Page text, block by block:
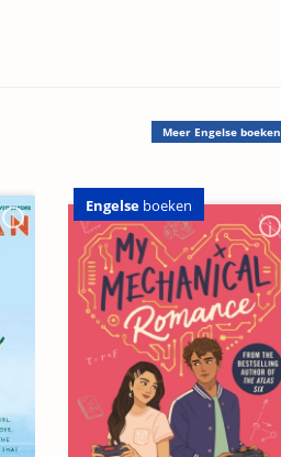
Meer Engelse boeken
Engelse boeken